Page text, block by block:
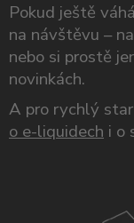
Pokud ještě
na návštěvu –
nebo si prostě
novinkách.
A pro rychlý
o e-liquidech i o